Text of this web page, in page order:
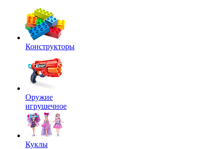
Конструкторы
Оружие
игрушечное
Куклы